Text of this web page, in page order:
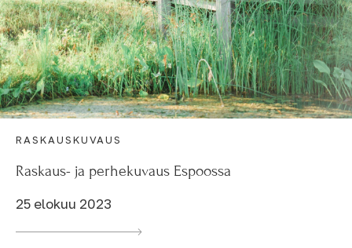
RASKAUSKUVAUS
Raskaus- ja perhekuvaus Espoossa
25 elokuu 2023